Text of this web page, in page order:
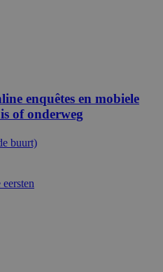
enquêtes en mobiele
of onderweg
buurt)